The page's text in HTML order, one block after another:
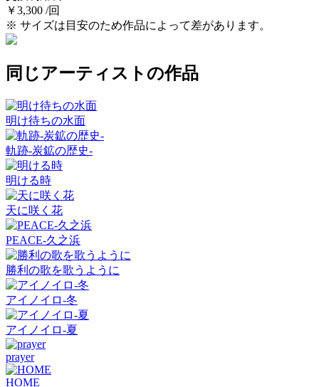
￥3,300 /回
※ サイズは目安のため作品によって差があります。
同じアーティストの作品
明け待ちの水面
軌跡-炭鉱の歴史-
明ける時
天に咲く花
PEACE-久之浜
勝利の歌を歌うように
アイノイロ-冬
アイノイロ-夏
prayer
HOME